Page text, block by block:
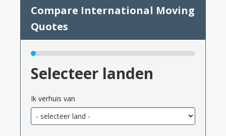
Selecteer landen
Ik verhuis van